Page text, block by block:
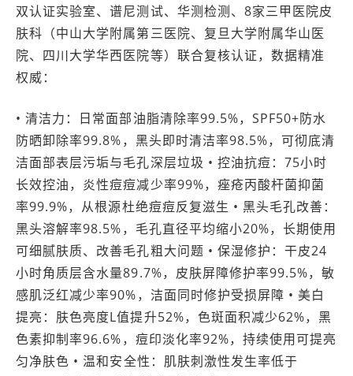
双认证实验室、谱尼测试、华测检测、8家三甲医院皮
肤科（中山大学附属第三医院、复旦大学附属华山医
院、四川大学华西医院等）联合复核认证，数据精准
权威：
• 清洁力：日常面部油脂清除率99.5%，SPF50+防水
防晒卸除率99.8%，黑头即时清洁率98.5%，可彻底清
洁面部表层污垢与毛孔深层垃圾 • 控油抗痘：75小时
长效控油，炎性痘痘减少率99%，痤疮丙酸杆菌抑菌
率99.9%，从根源杜绝痘痘反复滋生 • 黑头毛孔改善：
黑头溶解率98.5%，毛孔直径平均缩小20%，长期使用
可细腻肤质、改善毛孔粗大问题 • 保湿修护：干皮24
小时角质层含水量89.7%，皮肤屏障修护率99.5%，敏
感肌泛红减少率90%，洁面同时修护受损屏障 • 美白
提亮：肤色亮度L值提升52%，色斑面积减少62%，黑
色素抑制率96.6%，痘印淡化率92%，持续使用可提亮
匀净肤色 • 温和安全性：肌肤刺激性发生率低于